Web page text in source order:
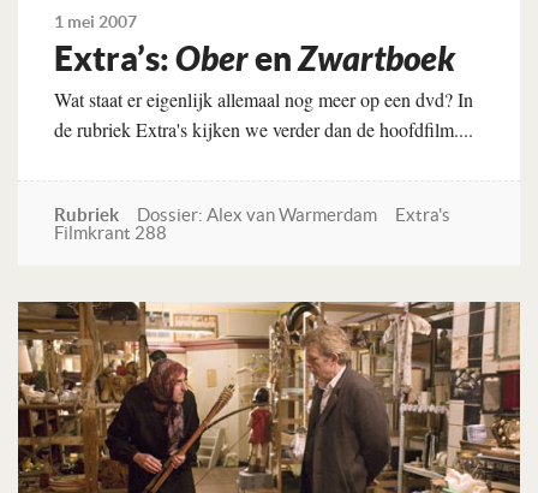
1 mei 2007
Extra’s:OberenZwartboek
Wat staat er eigenlijk allemaal nog meer op een dvd? In
de rubriek Extra's kijken we verder dan de hoofdfilm....
Rubriek Dossier: Alex van Warmerdam
Extra's
Filmkrant 288
Lees verder